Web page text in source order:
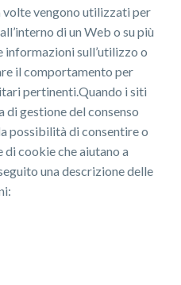
volte vengono utilizzati per
di un Web o su più
sull’utilizzo o
il comportamento per
pertinenti.Quando i siti
gestione del consenso
possibilità di consentire o
cookie che aiutano a
una descrizione delle